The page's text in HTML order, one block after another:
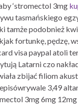
‘stromectol 3mg
tasmańskiego
tamże podobnież
fortunkę, pędzę,
visa paypal atoli
Latarni czo
zbijać filiom
3,49
3mg 6mg 12mg